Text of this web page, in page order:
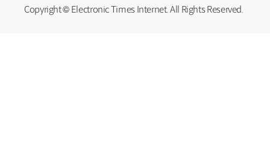
Copyright © Electronic Times Internet. All Rights Reserved.